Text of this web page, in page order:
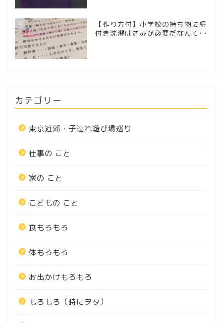
10
【作り方付】小学校の持ち物に紐
付き洗濯ばさみが必要だなんて…
カテゴリー
東京近郊・子連れ遊び場巡り
仕事の こと
家の こと
こどもの こと
食もろもろ
体もろもろ
お出かけもろもろ
もろもろ（時にヲタ）